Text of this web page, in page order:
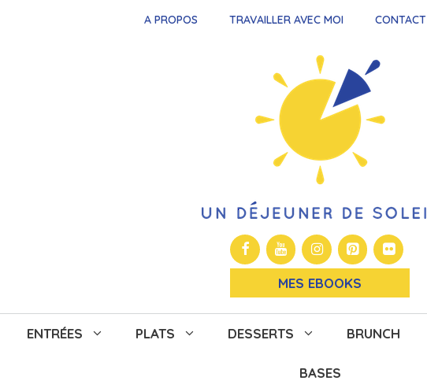
A PROPOS TRAVAILLER AVEC MOI CONTACT
MES EBOOKS
ENTRÉES PLATS DESSERTS BRUNCH
BASES